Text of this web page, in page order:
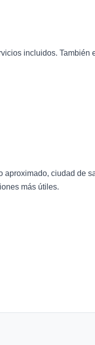
incluidos. También
ciudad de
más útiles.